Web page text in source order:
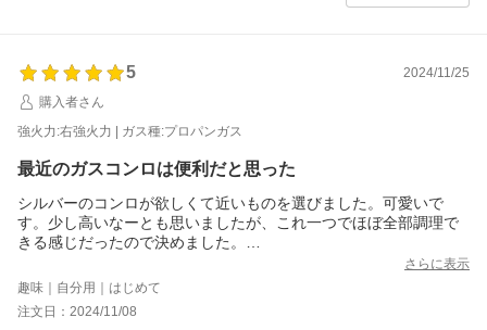
5
2024/11/25
購入者さん
強火力:右強火力 | ガス種:プロパンガス
最近のガスコンロは便利だと思った
シルバーのコンロが欲しくて近いものを選びました。可愛いで
す。少し高いなーとも思いましたが、これ一つでほぼ全部調理で
きる感じだったので決めました。
はねた油も拭き取りやすい。セットすれば火も良い感じで消えま
す。
トースターだと掃除が面倒くさくなって、下に汚れ
がたまるけど、ココットプレートだと簡単に洗えるからいつも清
さらに表示
趣味｜自分用｜はじめて
注文日：2024/11/08